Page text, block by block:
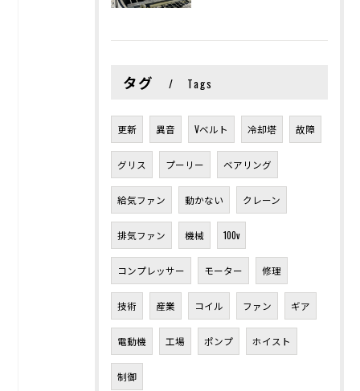
タグ Tags
更新 異音 Vベルト 冷却塔 故障
グリス プーリー ベアリング
給気ファン 動かない クレーン
排気ファン 機械 100v
コンプレッサー モーター 修理
技術 産業 コイル ファン ギア
電動機 工場 ポンプ ホイスト
制御